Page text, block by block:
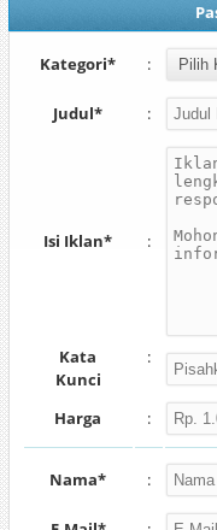
Kategori* :
Judul* :
Isi Iklan* :
Kata
Kunci
:
Harga :
Nama* :